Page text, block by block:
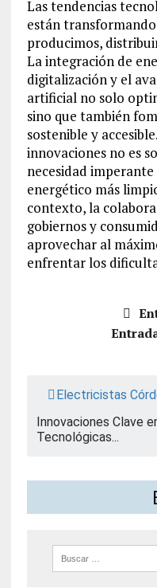
Las tendencias
están
producimos,
La integración de
digitalización y el
artificial no solo
sino que también
sostenible y
innovaciones no es
necesidad
energético más
contexto, la
gobiernos y
aprovechar al
enfrentar los
Electricistas
Innovaciones Clave
Tecnológicas...